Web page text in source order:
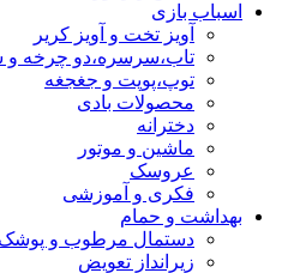
اسباب بازی
آویز تخت و آویز کریر
تاب،سرسره،دو چرخه
توپ،پوپت و جغجغه
محصولات بادی
دخترانه
ماشین و موتور
عروسک
فکری و آموزشی
بهداشت و حمام
دستمال مرطوب و پوشک
زیرانداز تعویض